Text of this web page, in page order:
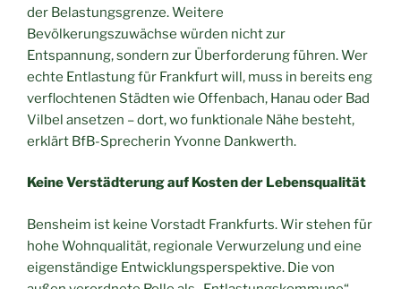
der Belastungsgrenze. Weitere
Bevölkerungszuwächse würden nicht zur
Entspannung, sondern zur Überforderung führen. Wer
echte Entlastung für Frankfurt will, muss in bereits eng
verflochtenen Städten wie Offenbach, Hanau oder Bad
Vilbel ansetzen – dort, wo funktionale Nähe besteht,
erklärt BfB-Sprecherin Yvonne Dankwerth.
Keine Verstädterung auf Kosten der Lebensqualität
Bensheim ist keine Vorstadt Frankfurts. Wir stehen für
hohe Wohnqualität, regionale Verwurzelung und eine
eigenständige Entwicklungsperspektive. Die von